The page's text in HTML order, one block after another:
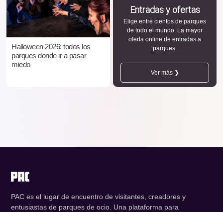
Halloween 2026: todos los
parques donde ir a pasar
miedo
Entradas y ofertas
Elige entre cientos de parques
de todo el mundo. La mayor
oferta online de entradas a
parques.
Ver más ❯
PAC es el lugar de encuentro de visitantes, creadores y
entusiastas de parques de ocio. Una plataforma para